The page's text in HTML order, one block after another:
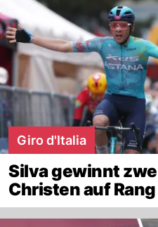
Giro d'Italia
Silva gewinnt
Christen auf